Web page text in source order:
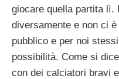
giocare quella partita lì.
diversamente e non ci
pubblico e per noi
possibilità. Come si
con dei calciatori bravi